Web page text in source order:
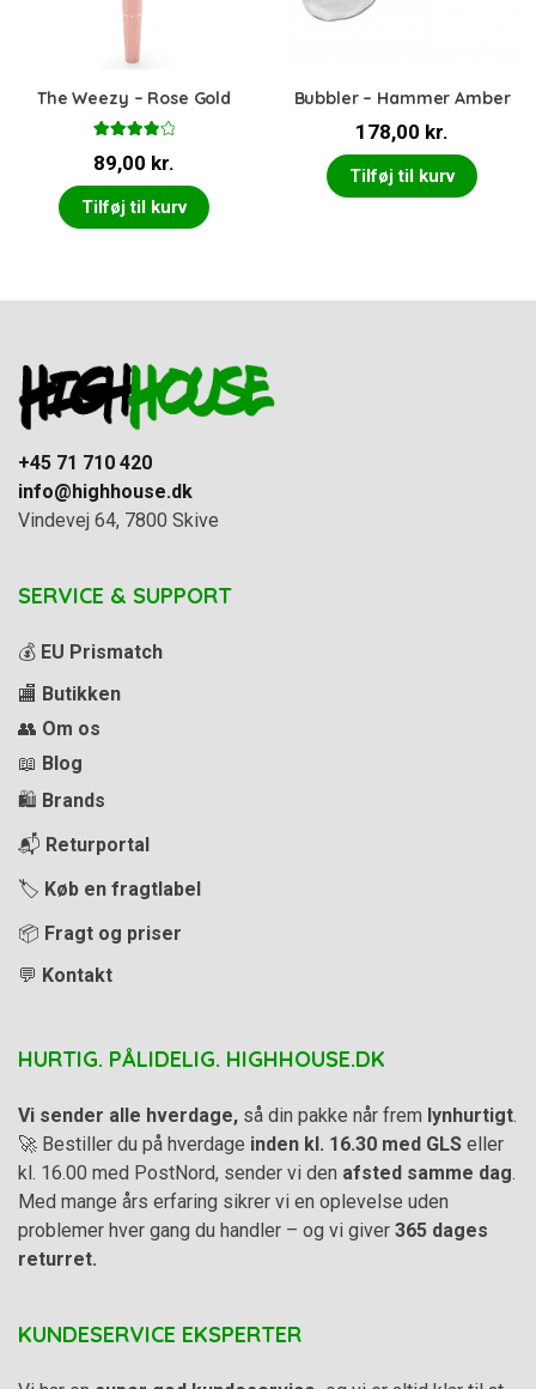
The Weezy – Rose Gold
4.00ud
af 5
89,00 kr.
Tilføj til kurv
Bubbler – Hammer Amber
178,00 kr.
Tilføj til kurv
+45 71 710 420
info@highhouse.dk
Vindevej 64, 7800 Skive
SERVICE & SUPPORT
💰 EU Prismatch
🏬 Butikken
👥 Om os
📖 Blog
🛍️ Brands
📬 Returportal
🏷️ Køb en fragtlabel
📦 Fragt og priser
💬 Kontakt
HURTIG. PÅLIDELIG. HIGHHOUSE.DK
Vi sender alle hverdage, så din pakke når frem lynhurtigt.
🚀 Bestiller du på hverdage inden kl. 16.30 med GLS eller
kl. 16.00 med PostNord, sender vi den afsted samme dag.
Med mange års erfaring sikrer vi en oplevelse uden
problemer hver gang du handler – og vi giver 365 dages
returret.
KUNDESERVICE EKSPERTER